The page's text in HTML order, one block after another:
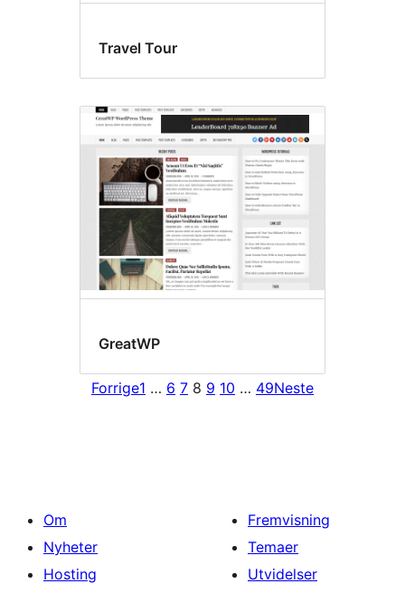
Travel Tour
GreatWP
Forrige1 … 6 7 8 9 10 … 49Neste
Om
Nyheter
Hosting
Fremvisning
Temaer
Utvidelser